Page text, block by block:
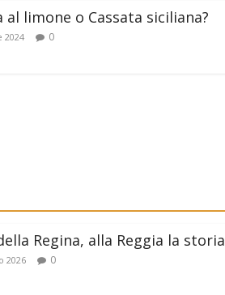
al limone o Cassata siciliana?
2024 0
Regina, alla Reggia la storia
2026 0